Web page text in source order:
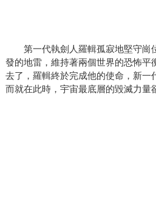
第一代執劍人羅輯孤寂地堅守崗
發的地雷，維持著兩個世界的恐怖平
去了，羅輯終於完成他的使命，新一
而就在此時，宇宙最底層的毀滅力